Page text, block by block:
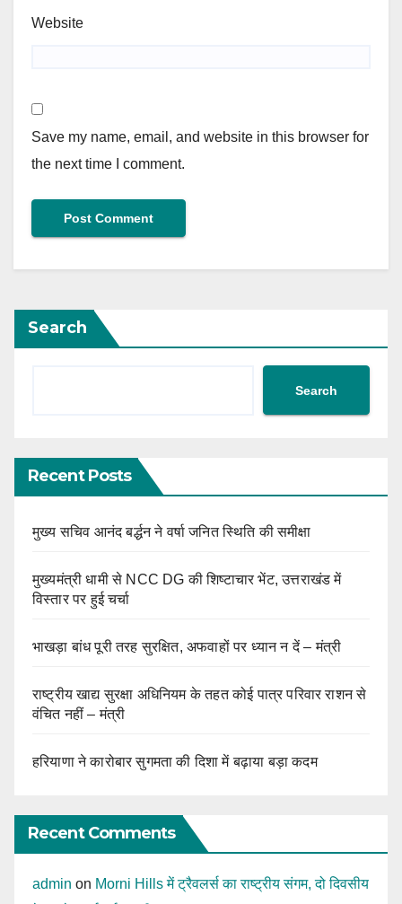
Website
Save my name, email, and website in this browser for
the next time I comment.
Search
Search
Recent Posts
मुख्य सचिव आनंद बर्द्धन ने वर्षा जनित स्थिति की समीक्षा
मुख्यमंत्री धामी से NCC DG की शिष्टाचार भेंट, उत्तराखंड में
विस्तार पर हुई चर्चा
भाखड़ा बांध पूरी तरह सुरक्षित, अफवाहों पर ध्यान न दें – मंत्री
राष्ट्रीय खाद्य सुरक्षा अधिनियम के तहत कोई पात्र परिवार राशन से
वंचित नहीं – मंत्री
हरियाणा ने कारोबार सुगमता की दिशा में बढ़ाया बड़ा कदम
Recent Comments
admin on Morni Hills में ट्रैवलर्स का राष्ट्रीय संगम, दो दिवसीय